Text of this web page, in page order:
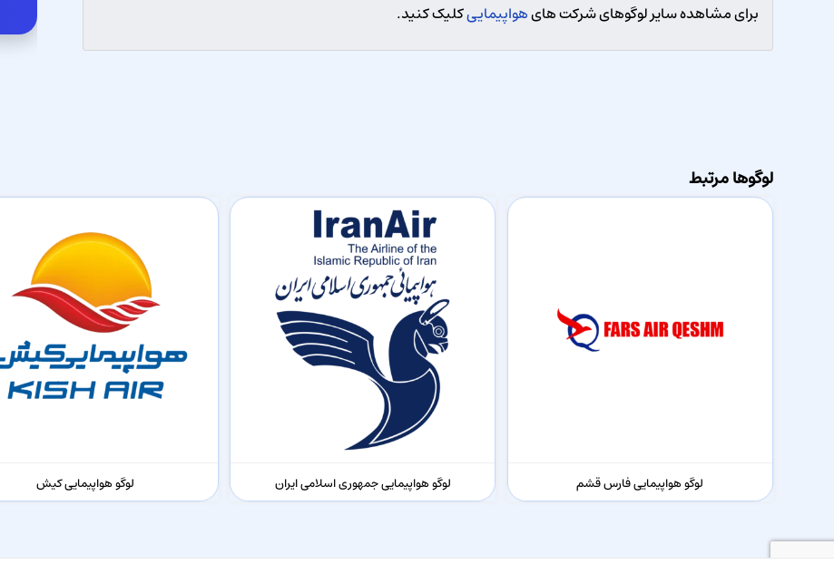
برای مشاهده سایر لوگوهای شرکت هایهواپیماییکلیک کنید.
لوگوها مرتبط
لوگو هواپیمایی فارس قشم لوگو هواپیمایی جمهوری اسلامی ایران لوگو هواپیمایی کیش